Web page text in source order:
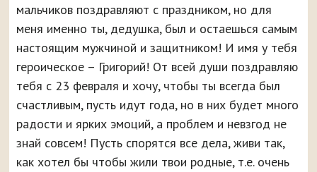
мальчиков поздравляют с праздником, но для
меня именно ты, дедушка, был и остаешься самым
настоящим мужчиной и защитником! И имя у тебя
героическое – Григорий! От всей души поздравляю
тебя с 23 февраля и хочу, чтобы ты всегда был
счастливым, пусть идут года, но в них будет много
радости и ярких эмоций, а проблем и невзгод не
знай совсем! Пусть спорятся все дела, живи так,
как хотел бы чтобы жили твои родные, т.е. очень